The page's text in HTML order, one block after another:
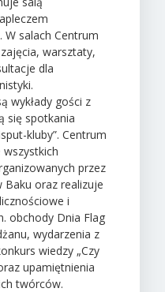
salach Centrum
warsztaty,
dla
wykłady gości z
się spotkania
kluby”. Centrum
wszystkich
przez
Baku oraz realizuje
i
obchody Dnia Flag
wydarzenia z
wiedzy „Czy
upamiętnienia
twórców.